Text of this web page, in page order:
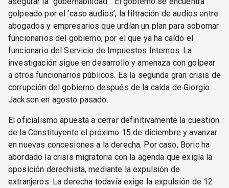
golpeado por el ‘caso audios’, la filtración de audios entre
abogados y empresarios que urdían un plan para sobornar
funcionarios del gobierno, por el que ya ha caído el
funcionario del Servicio de Impuestos Internos. La
investigación sigue en desarrollo y amenaza con golpear
a otros funcionarios públicos. Es la segunda gran crisis de
corrupción del gobierno después de la caída de Giorgio
Jackson en agosto pasado.
El oficialismo apuesta a cerrar definitivamente la cuestión
de la Constituyente el próximo 15 de diciembre y avanzar
en nuevas concesiones a la derecha. Por caso, Boric ha
abordado la crisis migratoria con la agenda que exigía la
oposición derechista, mediante la expulsión de
extranjeros. La derecha todavía exige la expulsión de 12